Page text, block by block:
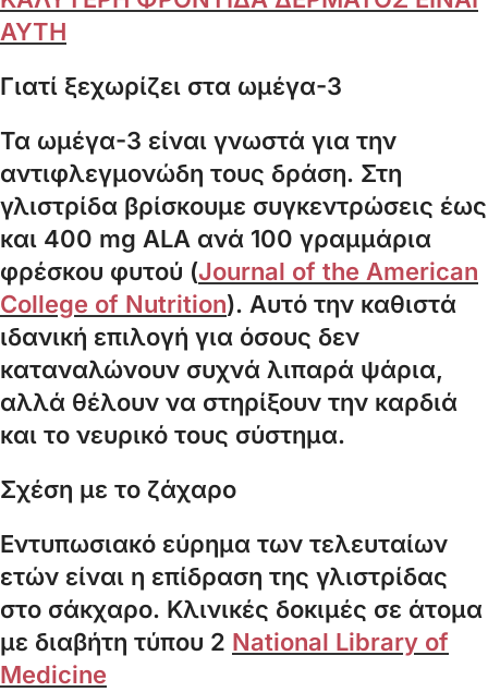
ΑΥΤΗ
Γιατί ξεχωρίζει στα ωμέγα-3
Τα ωμέγα-3 είναι γνωστά για την
αντιφλεγμονώδη τους δράση. Στη
γλιστρίδα βρίσκουμε συγκεντρώσεις έως
και 400 mg ALA ανά 100 γραμμάρια
φρέσκου φυτού (Journal of the American
College of Nutrition). Αυτό την καθιστά
ιδανική επιλογή για όσους δεν
καταναλώνουν συχνά λιπαρά ψάρια,
αλλά θέλουν να στηρίξουν την καρδιά
και το νευρικό τους σύστημα.
Σχέση με το ζάχαρο
Εντυπωσιακό εύρημα των τελευταίων
ετών είναι η επίδραση της γλιστρίδας
στο σάκχαρο. Κλινικές δοκιμές σε άτομα
με διαβήτη τύπου 2 National Library of
Medicine